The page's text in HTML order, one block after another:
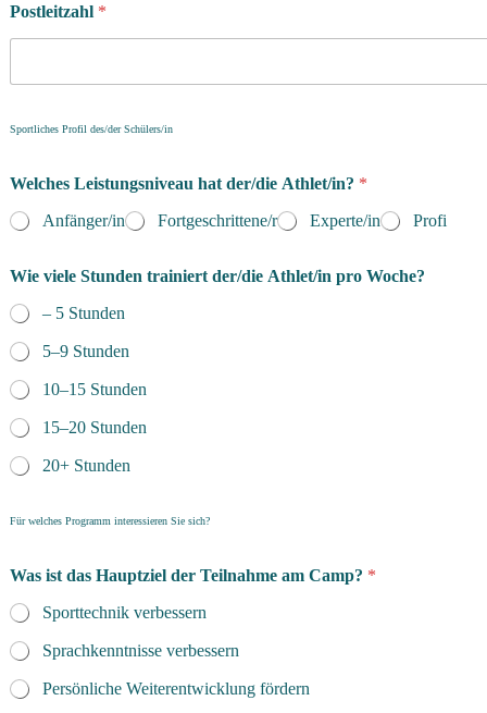
Postleitzahl *
Sportliches Profil des/der Schülers/in
Welches Leistungsniveau hat der/die Athlet/in? *
Anfänger/in
Fortgeschrittene/r Experte/in Profi
Wie viele Stunden trainiert der/die Athlet/in pro Woche?
– 5 Stunden
5–9 Stunden
10–15 Stunden
15–20 Stunden
20+ Stunden
Für welches Programm interessieren Sie sich?
Was ist das Hauptziel der Teilnahme am Camp? *
Sporttechnik verbessern
Sprachkenntnisse verbessern
Persönliche Weiterentwicklung fördern